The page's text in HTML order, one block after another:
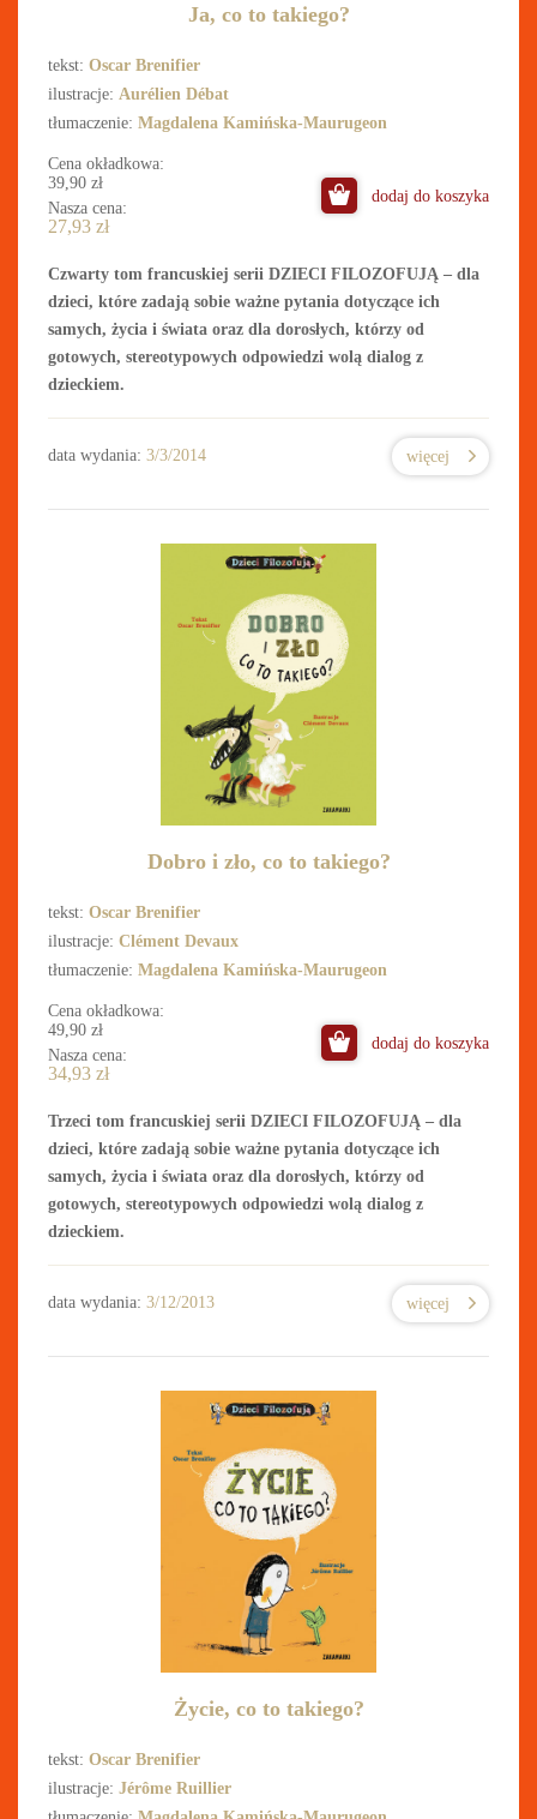
Ja, co to takiego?
tekst: Oscar Brenifier
ilustracje: Aurélien Débat
tłumaczenie: Magdalena Kamińska-Maurugeon
Cena okładkowa:
39,90 zł
Nasza cena:
27,93 zł
dodaj do koszyka
Czwarty tom francuskiej serii DZIECI FILOZOFUJĄ – dla
dzieci, które zadają sobie ważne pytania dotyczące ich
samych, życia i świata oraz dla dorosłych, którzy od
gotowych, stereotypowych odpowiedzi wolą dialog z
dzieckiem.
data wydania: 3/3/2014 więcej
Dobro i zło, co to takiego?
tekst: Oscar Brenifier
ilustracje: Clément Devaux
tłumaczenie: Magdalena Kamińska-Maurugeon
Cena okładkowa:
49,90 zł
Nasza cena:
34,93 zł
dodaj do koszyka
Trzeci tom francuskiej serii DZIECI FILOZOFUJĄ – dla
dzieci, które zadają sobie ważne pytania dotyczące ich
samych, życia i świata oraz dla dorosłych, którzy od
gotowych, stereotypowych odpowiedzi wolą dialog z
dzieckiem.
data wydania: 3/12/2013 więcej
Życie, co to takiego?
tekst: Oscar Brenifier
ilustracje: Jérôme Ruillier